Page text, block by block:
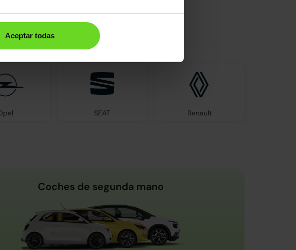
Aceptar todas
del mercado
SEAT Renault
Coches de segunda mano